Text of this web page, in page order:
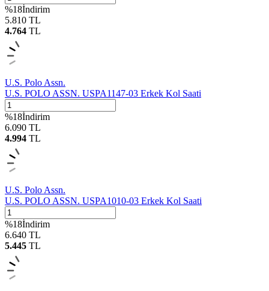
%18İndirim
5.810 TL
4.764 TL
U.S. Polo Assn.
U.S. POLO ASSN. USPA1147-03 Erkek Kol Saati
%18İndirim
6.090 TL
4.994 TL
U.S. Polo Assn.
U.S. POLO ASSN. USPA1010-03 Erkek Kol Saati
%18İndirim
6.640 TL
5.445 TL